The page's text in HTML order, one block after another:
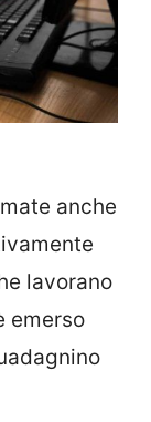
anche
lavorano
emerso